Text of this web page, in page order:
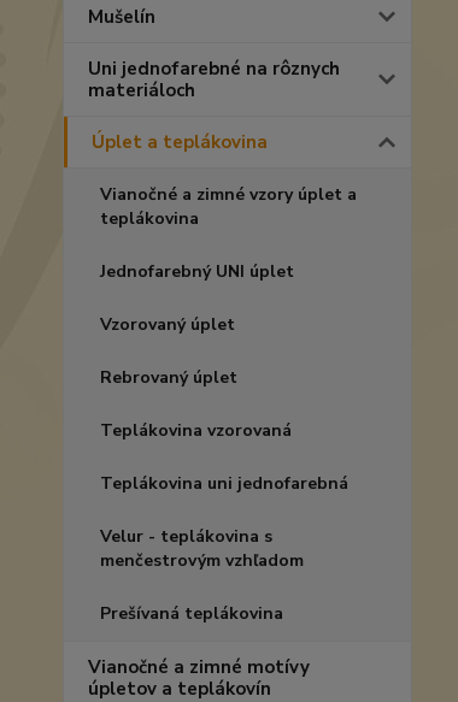
Mušelín
Uni jednofarebné na rôznych
materiáloch
Úplet a teplákovina
Vianočné a zimné vzory úplet a
teplákovina
Jednofarebný UNI úplet
Vzorovaný úplet
Rebrovaný úplet
Teplákovina vzorovaná
Teplákovina uni jednofarebná
Velur - teplákovina s
menčestrovým vzhľadom
Prešívaná teplákovina
Vianočné a zimné motívy
úpletov a teplákovín